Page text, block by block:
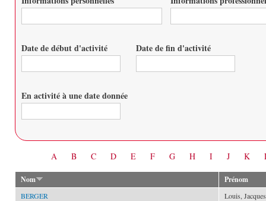
Date de début d'activité Date de fin d'activité
En activité à une date donnée
A B C D E F G H I J K
Nom Prénom
BERGER
Louis,